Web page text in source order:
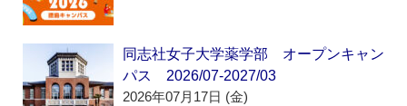
同志社女子大学薬学部 オープンキャン
パス 2026/07-2027/03
2026年07月17日 (金)